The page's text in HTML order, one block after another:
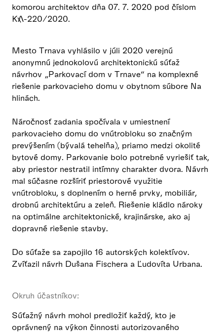
komorou architektov dňa 07. 7. 2020 pod číslom
KA-220/2020.
Mesto Trnava vyhlásilo v júli 2020 verejnú
anonymnú jednokolovú architektonickú súťaž
návrhov „Parkovací dom v Trnave“ na komplexné
riešenie parkovacieho domu v obytnom súbore Na
hlinách.
Náročnosť zadania spočívala v umiestnení
parkovacieho domu do vnútrobloku so značným
prevýšením (bývalá tehelňa), priamo medzi okolité
bytové domy. Parkovanie bolo potrebné vyriešiť tak,
aby priestor nestratil intímny charakter dvora. Návrh
mal súčasne rozšíriť priestorové využitie
vnútrobloku, s doplnením o herné prvky, mobiliár,
drobnú architektúru a zeleň. Riešenie kládlo nároky
na optimálne architektonické, krajinárske, ako aj
dopravné riešenie stavby.
Do súťaže sa zapojilo 16 autorských kolektívov.
Zvíťazil návrh Dušana Fischera a Ľudovíta Urbana.
Okruh účastníkov:
Súťažný návrh mohol predložiť každý, kto je
oprávnený na výkon činnosti autorizovaného